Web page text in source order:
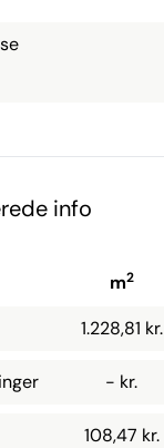
info
m2
1.228,81 kr.
- kr.
108,47 kr.